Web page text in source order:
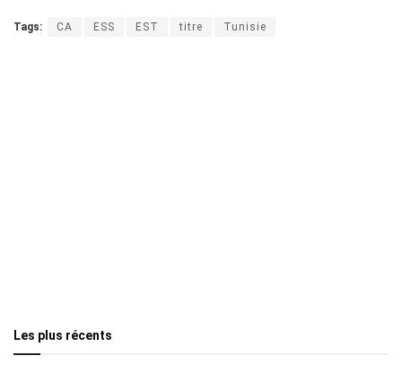
Tags: CA ESS EST titre Tunisie
Les plus récents